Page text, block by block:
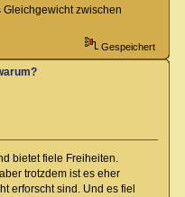
zwischen
Gespeichert
bietet fiele Freiheiten.
trotzdem ist es eher
erforscht sind. Und es fiel